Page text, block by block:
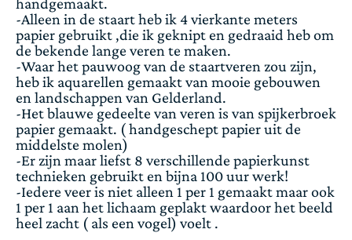
-Alleen in de staart heb ik 4 vierkante meters
papier gebruikt ,die ik geknipt en gedraaid heb om
de bekende lange veren te maken.
-Waar het pauwoog van de staartveren zou zijn,
heb ik aquarellen gemaakt van mooie gebouwen
en landschappen van Gelderland.
-Het blauwe gedeelte van veren is van spijkerbroek
papier gemaakt. ( handgeschept papier uit de
middelste molen)
-Er zijn maar liefst 8 verschillende papierkunst
technieken gebruikt en bijna 100 uur werk!
-Iedere veer is niet alleen 1 per 1 gemaakt maar ook
1 per 1 aan het lichaam geplakt waardoor het beeld
heel zacht ( als een vogel) voelt .